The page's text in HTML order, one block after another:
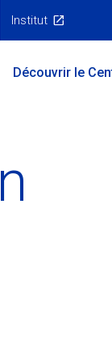
Institut
MainDécouvrir le